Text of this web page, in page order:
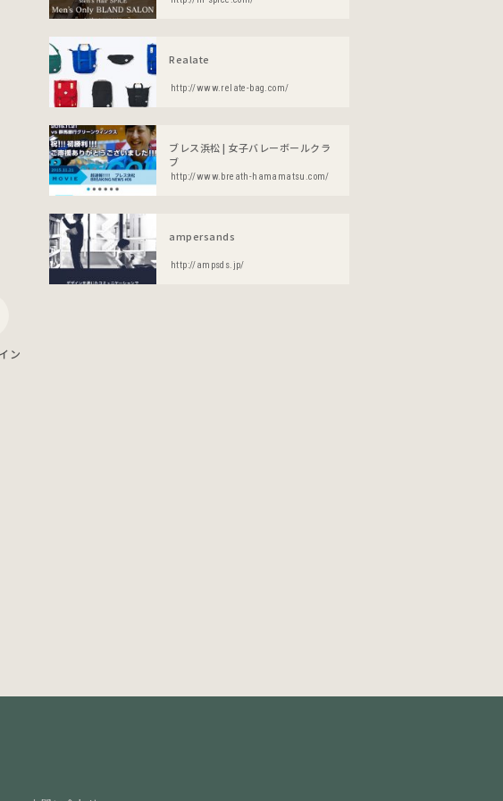
Realate
http://www.relate-bag.com/
ブレス浜松 | 女子バレーボールクラ
ブ
http://www.breath-hamamatsu.com/
ampersands
http://ampsds.jp/